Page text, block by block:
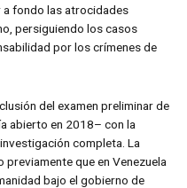
a fondo las atrocidades
persiguiendo los casos
por los crímenes de
del examen preliminar de
abierto en 2018– con la
completa. La
que en Venezuela
bajo el gobierno de